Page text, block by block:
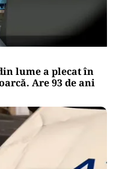
lume a plecat în
Are 93 de ani